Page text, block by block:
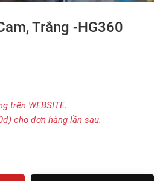
Trắng -HG360
trên WEBSITE.
cho đơn hàng lần sau.